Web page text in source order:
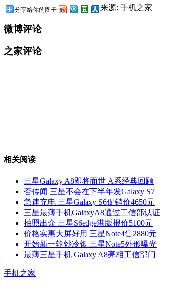
分享给你的圈子 来源: 手机之家
微博评论
之家评论
相关阅读
三星Galaxy A8即将面世 A系经典回顾
否传闻 三星不会在下半年发Galaxy S7
急速充电 三星Galaxy S6促销价4650元
三星最薄手机GalaxyA8通过工信部认证
拍照出众 三星S6edge港版报价5100元
价格实惠大屏好用 三星Note4售2880元
开始新一轮炒冷饭 三星Note5外形曝光
最薄三星手机 Galaxy A8亮相工信部门
手机之家